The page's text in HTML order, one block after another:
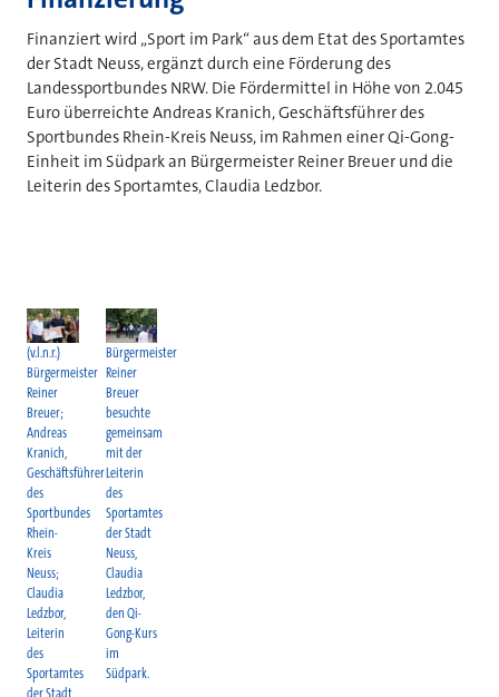
Finanziert wird „Sport im Park“ aus dem Etat des Sportamtes
der Stadt Neuss, ergänzt durch eine Förderung des
Landessportbundes NRW. Die Fördermittel in Höhe von 2.045
Euro überreichte Andreas Kranich, Geschäftsführer des
Sportbundes Rhein-Kreis Neuss, im Rahmen einer Qi-Gong-
Einheit im Südpark an Bürgermeister Reiner Breuer und die
Leiterin des Sportamtes, Claudia Ledzbor.
(v.l.n.r.)
Bürgermeister
Reiner
Breuer;
Andreas
Kranich,
Geschäftsführer
des
Sportbundes
Rhein-
Kreis
Neuss;
Claudia
Ledzbor,
Leiterin
des
Sportamtes
der Stadt
Bürgermeister
Reiner
Breuer
besuchte
gemeinsam
mit der
Leiterin
des
Sportamtes
der Stadt
Neuss,
Claudia
Ledzbor,
den Qi-
Gong-Kurs
im
Südpark.